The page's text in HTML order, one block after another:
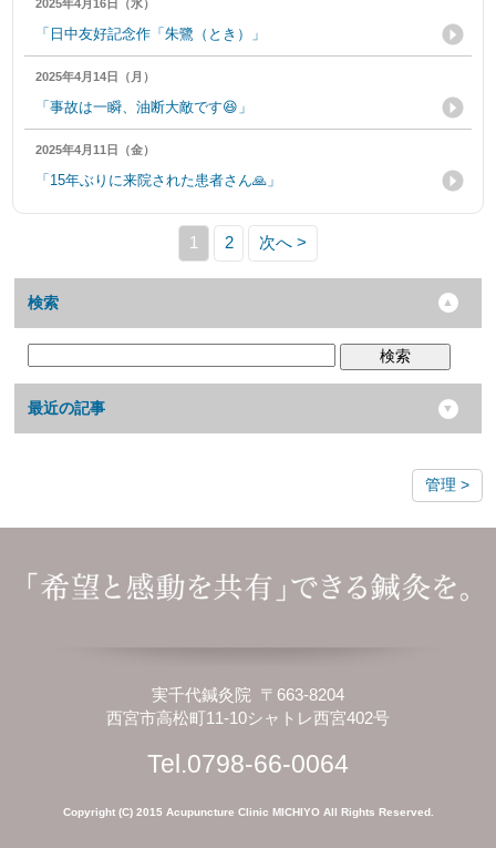
2025年4月16日（水）
「日中友好記念作「朱鷺（とき）」
2025年4月14日（月）
「事故は一瞬、油断大敵です😆」
2025年4月11日（金）
「15年ぶりに来院された患者さん🙏」
1 2 次へ >
検索
検索
最近の記事
管理
実千代鍼灸院 〒663-8204
西宮市高松町11-10シャトレ西宮402号
Tel.0798-66-0064
Copyright (C) 2015 Acupuncture Clinic MICHIYO All Rights Reserved.